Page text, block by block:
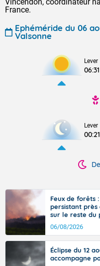
France.
Ephéméride du 06
Valsonne
Lever
06:31
Lever
00:21
Feux de forêts
persistant
sur le reste du
06/08/2026
Éclipse du 12
accompagne